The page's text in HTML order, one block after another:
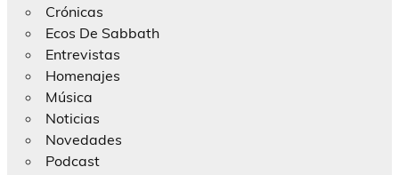
Crónicas
Ecos De Sabbath
Entrevistas
Homenajes
Música
Noticias
Novedades
Podcast